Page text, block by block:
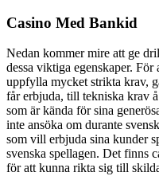
Casino Med Bankid
Nedan kommer mire att ge
dessa viktiga egenskaper. För
uppfylla mycket strikta krav,
får erbjuda, till tekniska krav
som är kända för sina
inte ansöka om durante
som vill erbjuda sina kunder
svenska spellagen. Det finns
för att kunna rikta sig till